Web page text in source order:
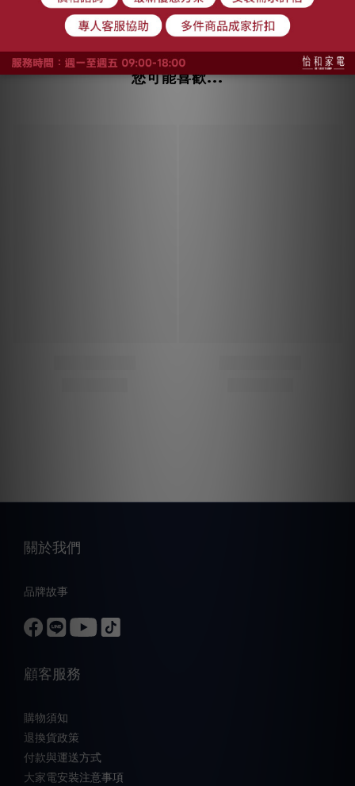
您可能喜歡...
關於我們
品牌故事
顧客服務
購物須知
退換貨政策
付款與運送方式
大家電安裝注意事項